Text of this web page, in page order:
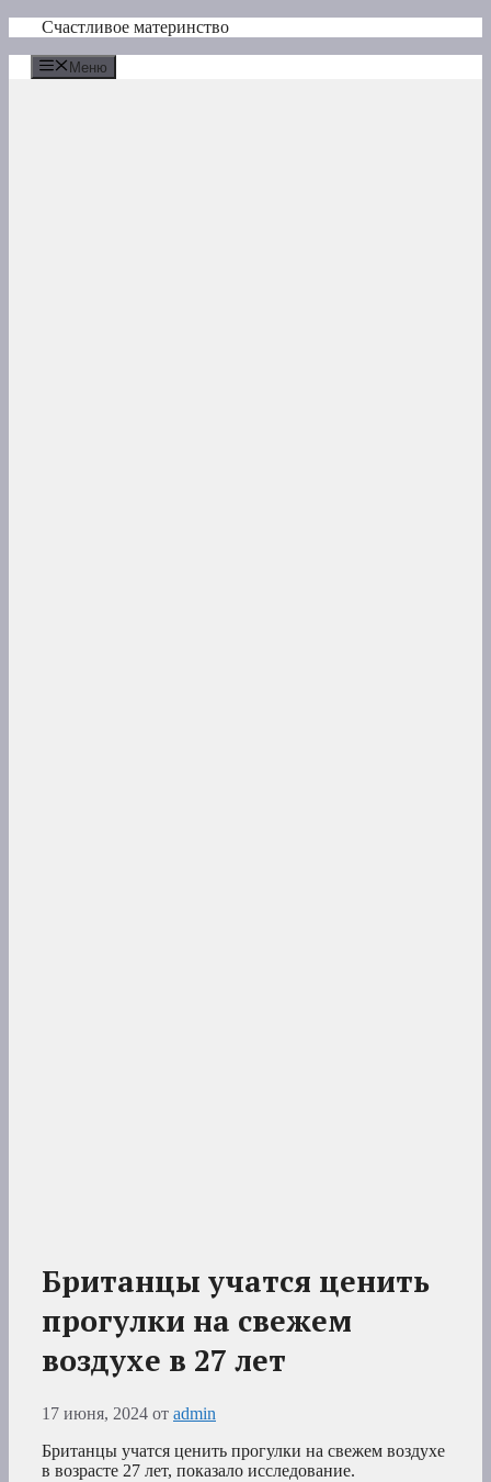
Перейти
содержимому
Счастливое материнство
Меню
Британцы учатся ценить
прогулки на свежем
воздухе в 27 лет
17 июня, 2024 от admin
Британцы учатся ценить прогулки на свежем воздухе
в возрасте 27 лет, показало исследование.